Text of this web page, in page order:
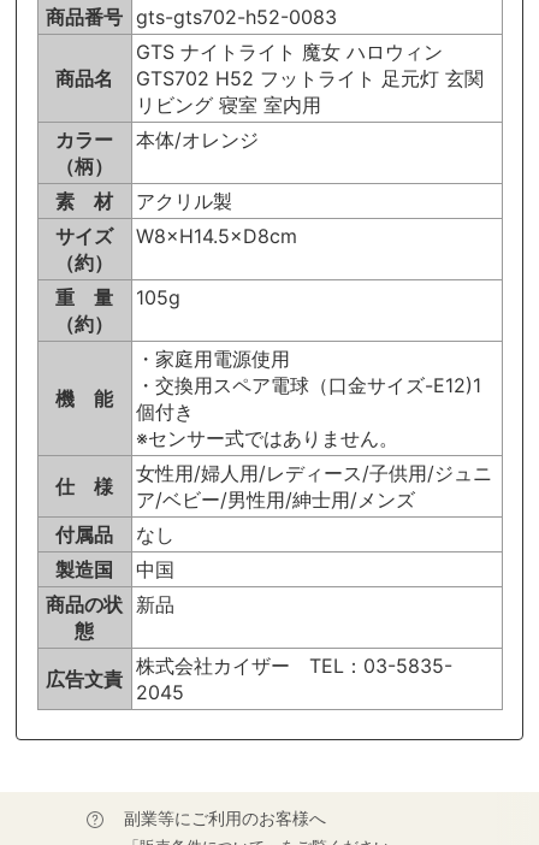
商品番号 gts-gts702-h52-0083
商品名
GTS ナイトライト 魔女 ハロウィン
GTS702 H52 フットライト 足元灯 玄関
リビング 寝室 室内用
カラー
（柄）
本体/オレンジ
素 材
アクリル製
サイズ
（約）
W8×H14.5×D8cm
重 量
（約）
105g
機 能
・家庭用電源使用
・交換用スペア電球（口金サイズ-E12)1
個付き
※センサー式ではありません。
仕 様
女性用/婦人用/レディース/子供用/ジュニ
ア/ベビー/男性用/紳士用/メンズ
付属品
なし
製造国
中国
商品の状
態
新品
広告文責
株式会社カイザー TEL：03-5835-
2045
副業等にご利用のお客様へ